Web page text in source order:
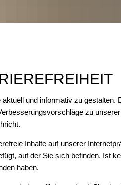
und informativ zu gestalten.
zu
Inhalte auf unserer
auf der Sie sich befinden. Ist
haben.